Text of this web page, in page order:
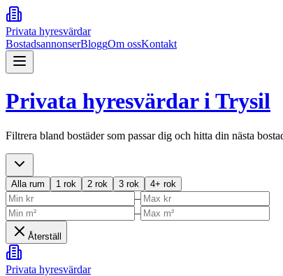
Privata hyresvärdar
BostadsannonserBloggOm ossKontakt
Privata hyresvärdar iTrysil
Filtrera bland bostäder som passar dig och hitta din nästa
Alla rum 1 rok 2 rok 3 rok 4+ rok
–
–
Återställ
Privata hyresvärdar